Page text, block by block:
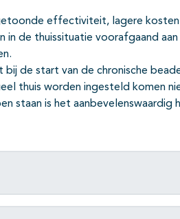
effectiviteit, lagere
in de thuissituatie voorafgaand
bij de start van de chronische
thuis worden ingesteld komen
staan is het